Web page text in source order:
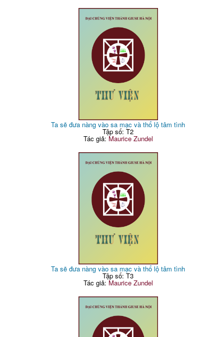
Ta sẽ đưa nàng vào sa mạc và thổ lộ tâm tình
Tập số: T2
Tác giả:Maurice Zundel
Ta sẽ đưa nàng vào sa mạc và thổ lộ tâm tình
Tập số: T3
Tác giả:Maurice Zundel